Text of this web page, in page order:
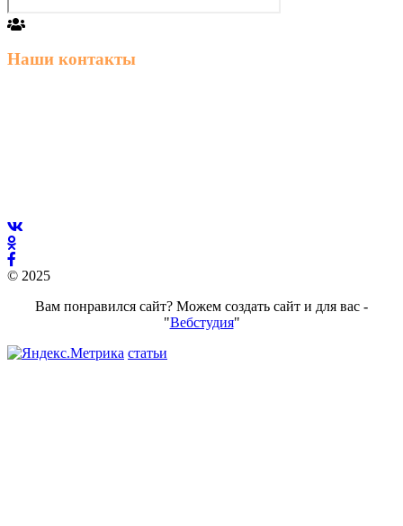
Наши контакты
© 2025
Вам понравился сайт? Можем создать сайт и для вас -
"Вебстудия"
статьи